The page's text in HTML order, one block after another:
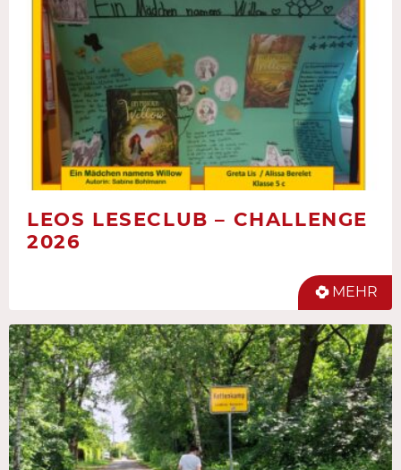
LEOS LESECLUB – CHALLENGE
2026
MEHR